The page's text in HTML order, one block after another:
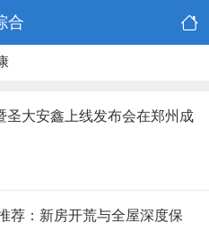
合
圣大安鑫上线发布会在郑州成
荐：新房开荒与全屋深度保